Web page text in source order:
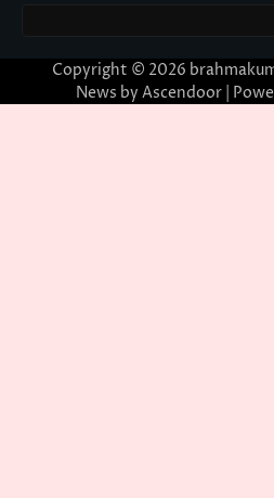
Copyright © 2026
News by Ascendoor|